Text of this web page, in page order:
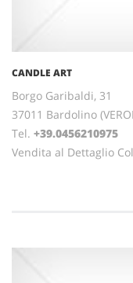
CANDLE ART
Borgo Garibaldi, 31
37011 Bardolino
Tel. +39.0456210975
Vendita al Dettaglio